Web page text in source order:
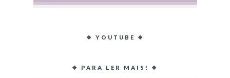
❖ YOUTUBE ❖
❖ PARA LER MAIS! ❖